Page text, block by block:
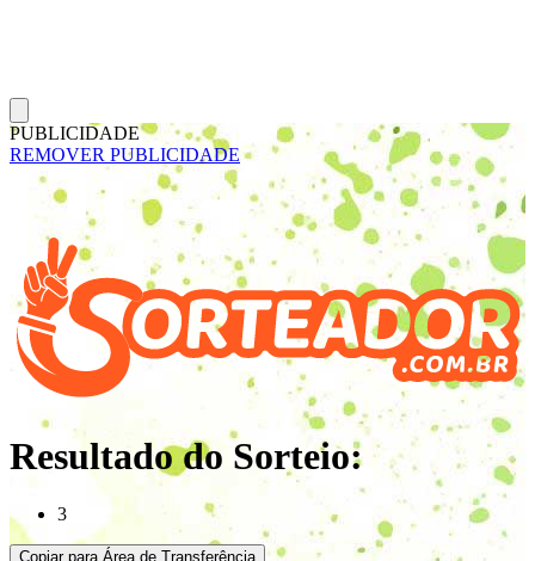
PUBLICIDADE
REMOVER PUBLICIDADE
Resultado do Sorteio:
3
Copiar para Área de Transferência